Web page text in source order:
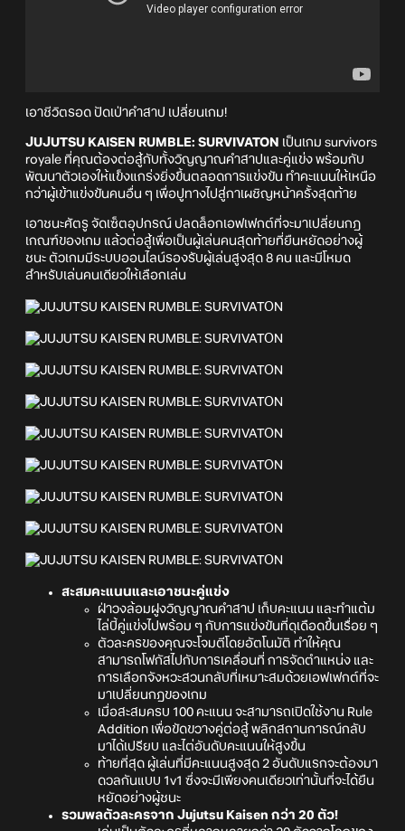
เอาชีวิตรอด ปัดเป่าคำสาป เปลี่ยนเกม!
JUJUTSU KAISEN RUMBLE: SURVIVATON เป็นเกม survivors
royale ที่คุณต้องต่อสู้กับทั้งวิญญาณคำสาปและคู่แข่ง พร้อมกับ
พัฒนาตัวเองให้แข็งแกร่งยิ่งขึ้นตลอดการแข่งขัน ทำคะแนนให้เหนือ
กว่าผู้เข้าแข่งขันคนอื่น ๆ เพื่อปูทางไปสู่กาเผชิญหน้าครั้งสุดท้าย
เอาชนะศัตรู จัดเซ็ตอุปกรณ์ ปลดล็อกเอฟเฟกต์ที่จะมาเปลี่ยนกฎ
เกณฑ์ของเกม แล้วต่อสู้เพื่อเป็นผู้เล่นคนสุดท้ายที่ยืนหยัดอย่างผู้
ชนะ ตัวเกมมีระบบออนไลน์รองรับผู้เล่นสูงสุด 8 คน และมีโหมด
สำหรับเล่นคนเดียวให้เลือกเล่น
สะสมคะแนนและเอาชนะคู่แข่ง
ฝ่าวงล้อมฝูงวิญญาณคำสาป เก็บคะแนน และทำแต้ม
ไล่บี้คู่แข่งไปพร้อม ๆ กับการแข่งขันที่ดุเดือดขึ้นเรื่อย ๆ
ตัวละครของคุณจะโจมตีโดยอัตโนมัติ ทำให้คุณ
สามารถโฟกัสไปกับการเคลื่อนที่ การจัดตำแหน่ง และ
การเลือกจังหวะสวนกลับที่เหมาะสมด้วยเอฟเฟกต์ที่จะ
มาเปลี่ยนกฎของเกม
เมื่อสะสมครบ 100 คะแนน จะสามารถเปิดใช้งาน Rule
Addition เพื่อขัดขวางคู่ต่อสู้ พลิกสถานการณ์กลับ
มาได้เปรียบ และไต่อันดับคะแนนให้สูงขึ้น
ท้ายที่สุด ผู้เล่นที่มีคะแนนสูงสุด 2 อันดับแรกจะต้องมา
ดวลกันแบบ 1v1 ซึ่งจะมีเพียงคนเดียวเท่านั้นที่จะได้ยืน
หยัดอย่างผู้ชนะ
รวมพลตัวละครจาก Jujutsu Kaisen กว่า 20 ตัว!